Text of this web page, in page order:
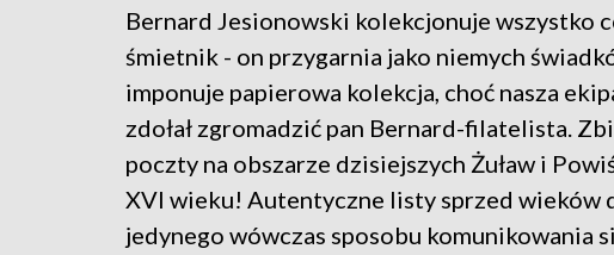
Bernard Jesionowski kolekcjonuje wszystko
śmietnik - on przygarnia jako niemych
imponuje papierowa kolekcja, choć nasza
zdołał zgromadzić pan Bernard-filatelista.
poczty na obszarze dzisiejszych Żuław i
XVI wieku! Autentyczne listy sprzed wieków
jedynego wówczas sposobu komunikowania